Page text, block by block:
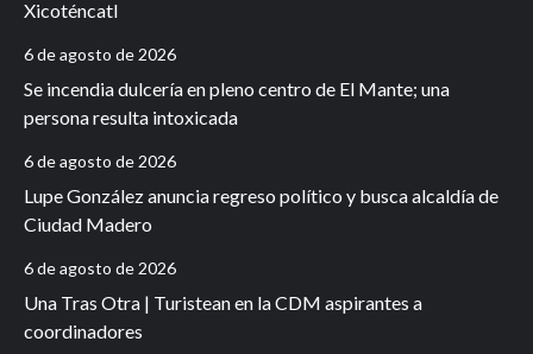
Xicoténcatl
6 de agosto de 2026
Se incendia dulcería en pleno centro de El Mante; una
persona resulta intoxicada
6 de agosto de 2026
Lupe González anuncia regreso político y busca alcaldía de
Ciudad Madero
6 de agosto de 2026
Una Tras Otra | Turistean en la CDM aspirantes a
coordinadores